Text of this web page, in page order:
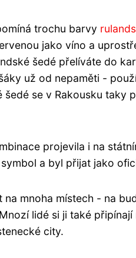
trochu barvy
jako víno a
šedé přelíváte do
už od nepaměti -
se v Rakousku taky
projevila i na
a byl přijat jako
mnoha místech - na
lidé si ji také
city.